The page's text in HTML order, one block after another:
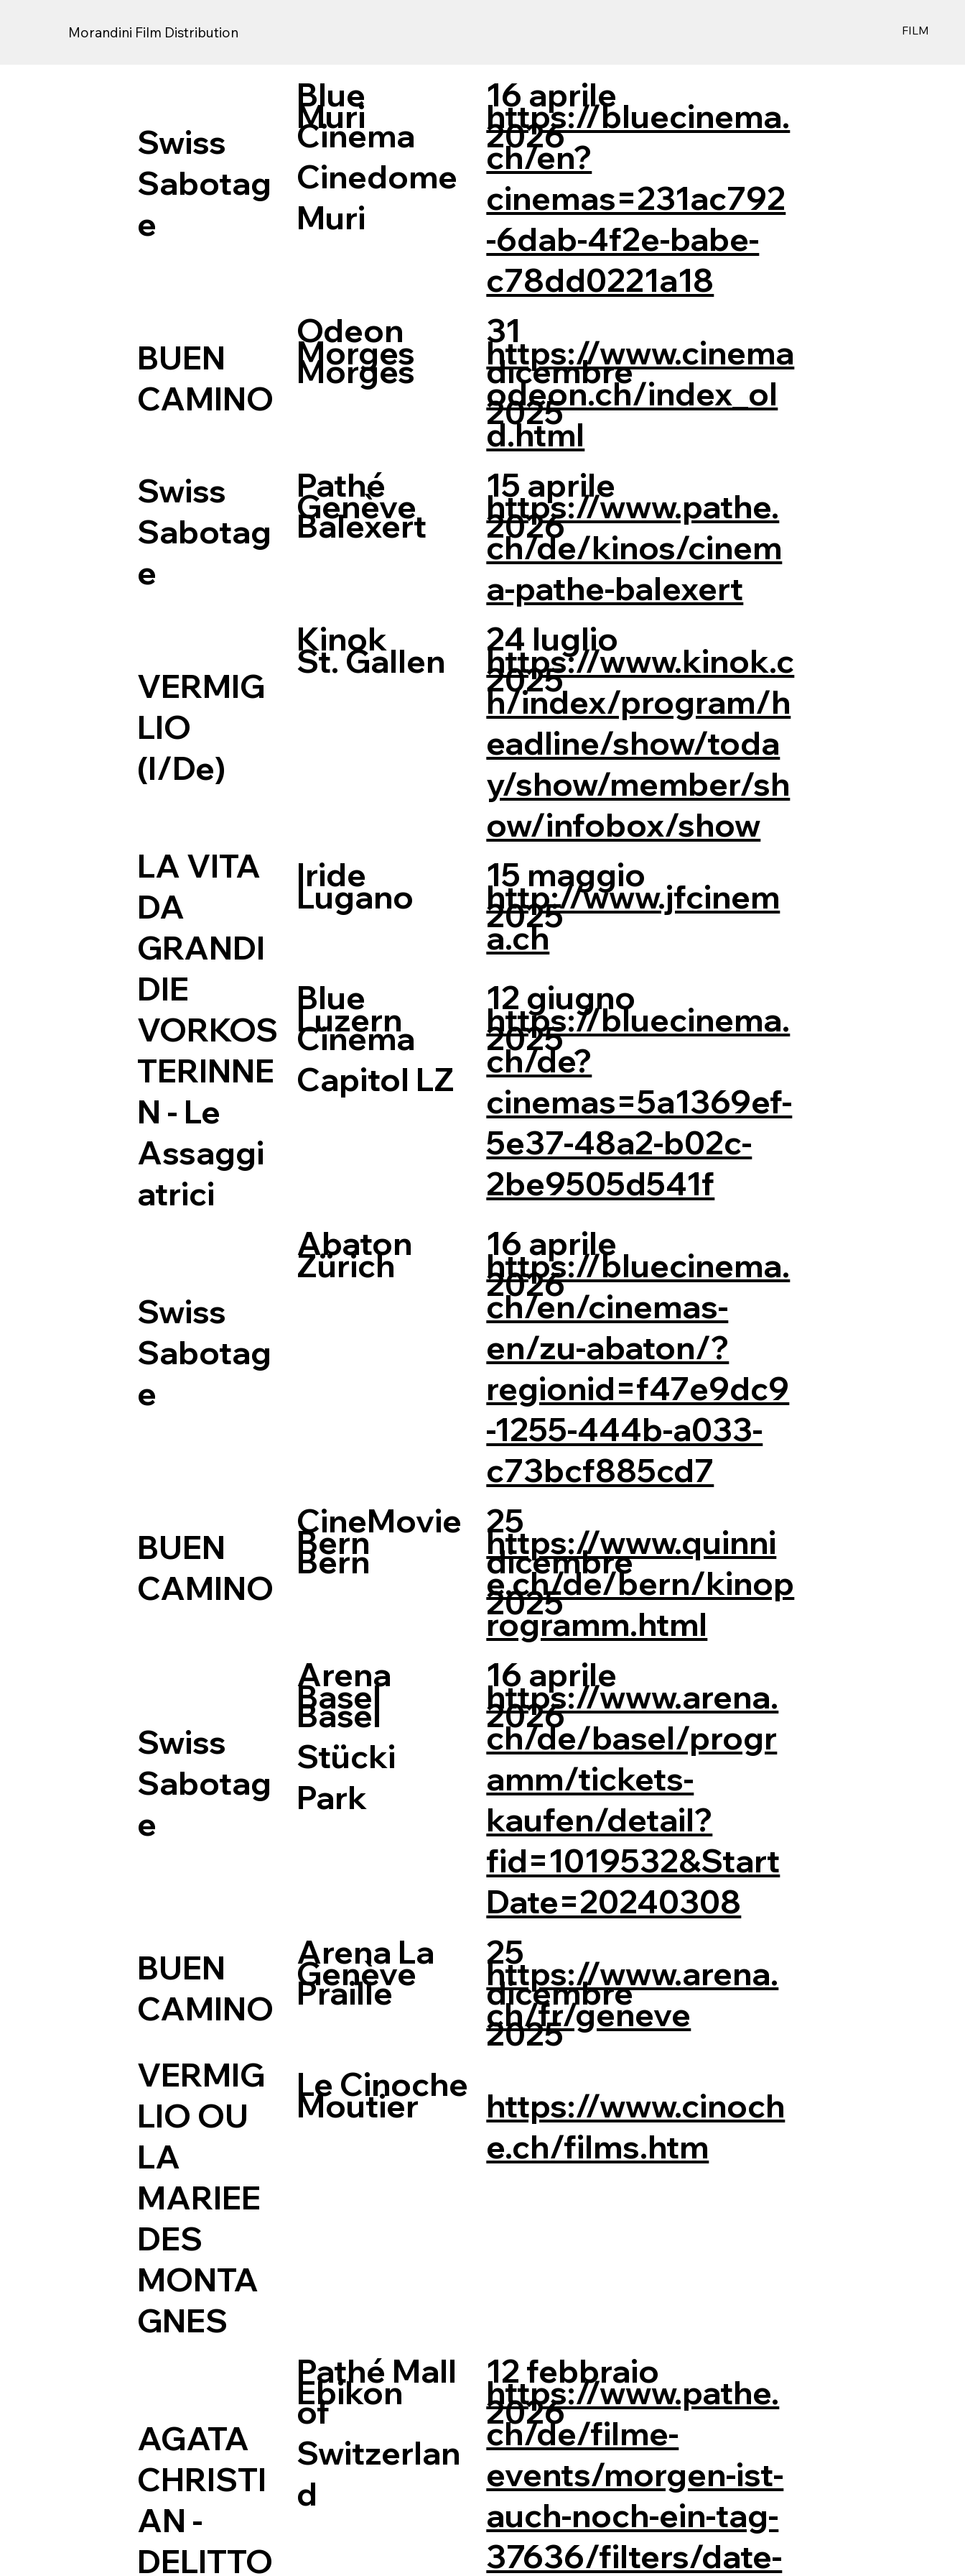
Morandini Film Distribution FILM
Swiss
Sabotag
e
Blue
Cinema
Cinedome
Muri
Muri
16 aprile
2026
https://bluecinema.
ch/en?
cinemas=231ac792
-6dab-4f2e-babe-
c78dd0221a18
BUEN
CAMINO
Odeon
Morges
Morges
31
dicembre
2025
https://www.cinema
odeon.ch/index_ol
d.html
Swiss
Sabotag
e
Pathé
Balexert
Genève
15 aprile
2026
https://www.pathe.
ch/de/kinos/cinem
a-pathe-balexert
VERMIG
LIO
(I/De)
Kinok
St. Gallen
24 luglio
2025
https://www.kinok.c
h/index/program/h
eadline/show/toda
y/show/member/sh
ow/infobox/show
LA VITA
DA
GRANDI
Iride
Lugano
15 maggio
2025
http://www.jfcinem
a.ch
DIE
VORKOS
TERINNE
N - Le
Assaggi
atrici
Blue
Cinema
Capitol LZ
Luzern
12 giugno
2025
https://bluecinema.
ch/de?
cinemas=5a1369ef-
5e37-48a2-b02c-
2be9505d541f
Swiss
Sabotag
e
Abaton
Zürich
16 aprile
2026
https://bluecinema.
ch/en/cinemas-
en/zu-abaton/?
regionid=f47e9dc9
-1255-444b-a033-
c73bcf885cd7
BUEN
CAMINO
CineMovie
Bern
Bern
25
dicembre
2025
https://www.quinni
e.ch/de/bern/kinop
rogramm.html
Swiss
Sabotag
e
Arena
Basel
Stücki
Park
Basel
16 aprile
2026
https://www.arena.
ch/de/basel/progr
amm/tickets-
kaufen/detail?
fid=1019532&Start
Date=20240308
BUEN
CAMINO
Arena La
Praille
Genève
25
dicembre
2025
https://www.arena.
ch/fr/geneve
VERMIG
LIO OU
LA
MARIEE
DES
MONTA
GNES
Le Cinoche
Moutier
https://www.cinoch
e.ch/films.htm
AGATA
CHRISTI
AN -
DELITTO
Pathé Mall
of
Switzerlan
d
Ebikon
12 febbraio
2026
https://www.pathe.
ch/de/filme-
events/morgen-ist-
auch-noch-ein-tag-
37636/filters/date-